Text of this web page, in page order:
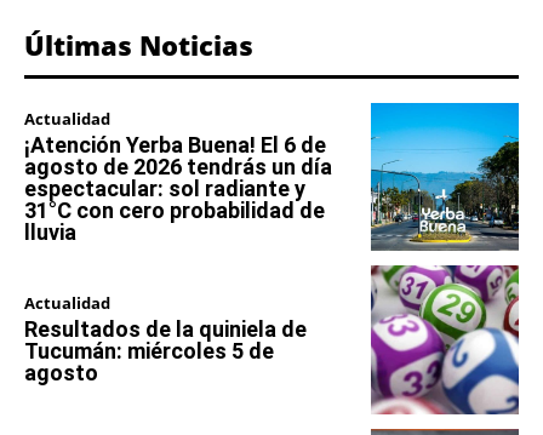
Últimas Noticias
Actualidad
¡Atención Yerba Buena! El 6 de
agosto de 2026 tendrás un día
espectacular: sol radiante y
31°C con cero probabilidad de
lluvia
Actualidad
Resultados de la quiniela de
Tucumán: miércoles 5 de
agosto